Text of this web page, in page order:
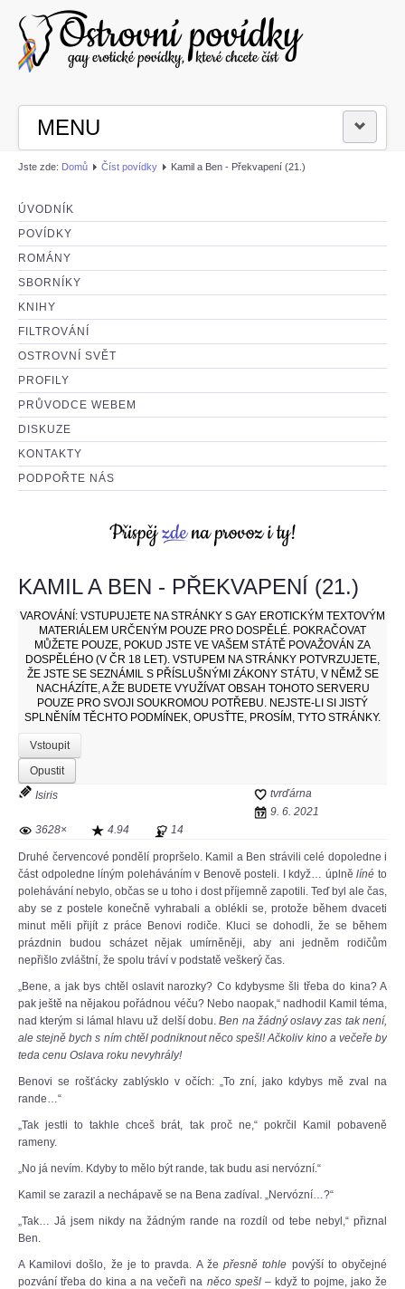
MENU
PŘIHLÁSIT SE
ČÍST POVÍDKY
NAPSAT POVÍDKU
Jste zde: Domů Číst povídky Kamil a Ben - Překvapení (21.)
ÚVODNÍK
POVÍDKY
ROMÁNY
SBORNÍKY
KNIHY
FILTROVÁNÍ
OSTROVNÍ SVĚT
PROFILY
PRŮVODCE WEBEM
DISKUZE
KONTAKTY
PODPOŘTE NÁS
KAMIL A BEN - PŘEKVAPENÍ (21.)
VAROVÁNÍ: VSTUPUJETE NA STRÁNKY S GAY EROTICKÝM TEXTOVÝM
MATERIÁLEM URČENÝM POUZE PRO DOSPĚLÉ. POKRAČOVAT
MŮŽETE POUZE, POKUD JSTE VE VAŠEM STÁTĚ POVAŽOVÁN ZA
DOSPĚLÉHO (V ČR 18 LET). VSTUPEM NA STRÁNKY POTVRZUJETE,
ŽE JSTE SE SEZNÁMIL S PŘÍSLUŠNÝMI ZÁKONY STÁTU, V NĚMŽ SE
NACHÁZÍTE, A ŽE BUDETE VYUŽÍVAT OBSAH TOHOTO SERVERU
POUZE PRO SVOJI SOUKROMOU POTŘEBU. NEJSTE-LI SI JISTÝ
SPLNĚNÍM TĚCHTO PODMÍNEK, OPUSŤTE, PROSÍM, TYTO STRÁNKY.
Vstoupit
Opustit
Isiris
tvrďárna
9. 6. 2021
3628×
4.94 14
Druhé červencové pondělí propršelo. Kamil a Ben strávili celé dopoledne i
část odpoledne líným poleháváním v Benově posteli. I když… úplnělíné to
polehávání nebylo, občas se u toho i dost příjemně zapotili. Teď byl ale čas,
aby se z postele konečně vyhrabali a oblékli se, protože během dvaceti
minut měli přijít z práce Benovi rodiče. Kluci se dohodli, že se během
prázdnin budou scházet nějak umírněněji, aby ani jedněm rodičům
nepřišlo zvláštní, že spolu tráví v podstatě veškerý čas.
„Bene, a jak bys chtěl oslavit narozky? Co kdybysme šli třeba do kina? A
pak ještě na nějakou pořádnou véču? Nebo naopak,“ nadhodil Kamil téma,
nad kterým si lámal hlavu už delší dobu.Ben na žádný oslavy zas tak není,
ale stejně bych s ním chtěl podniknout něco spešl! Ačkoliv kino a večeře by
teda cenu Oslava roku nevyhrály!
Benovi se rošťácky zablýsklo v očích: „To zní, jako kdybys mě zval na
rande…“
„Tak jestli to takhle chceš brát, tak proč ne,“ pokrčil Kamil pobaveně
rameny.
„No já nevím. Kdyby to mělo být rande, tak budu asi nervózní.“
Kamil se zarazil a nechápavě se na Bena zadíval. „Nervózní…?“
„Tak… Já jsem nikdy na žádným rande na rozdíl od tebe nebyl,“ přiznal
Ben.
A Kamilovi došlo, že je to pravda. A žepřesně tohle povýší to obyčejné
pozvání třeba do kina a na večeři na něco spešl– když to pojme, jako že